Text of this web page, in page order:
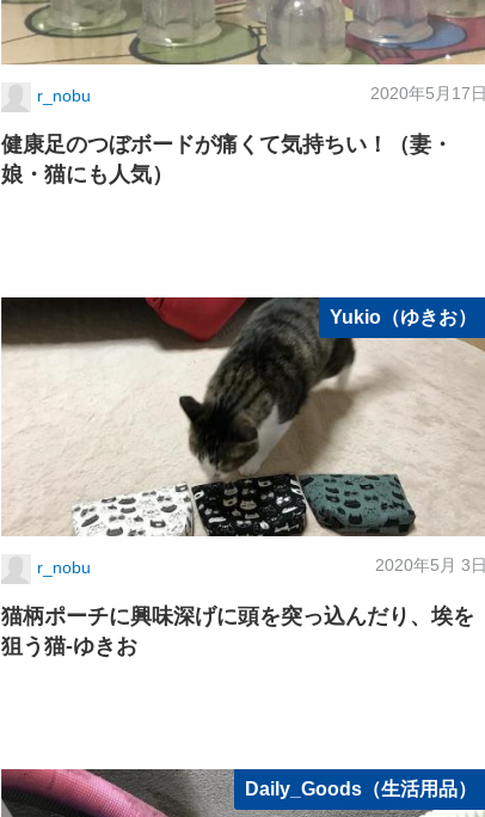
r_nobu 2020年5月17日
健康足のつぼボードが痛くて気持ちい！（妻・
娘・猫にも人気）
Yukio（ゆきお）
r_nobu 2020年5月 3日
猫柄ポーチに興味深げに頭を突っ込んだり、埃を
狙う猫-ゆきお
Daily_Goods（生活用品）